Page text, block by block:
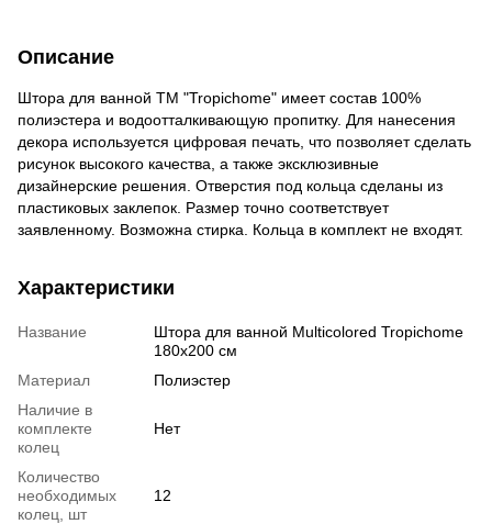
Описание
Штора для ванной ТМ "Tropichome" имеет состав 100%
полиэстера и водоотталкивающую пропитку. Для нанесения
декора используется цифровая печать, что позволяет сделать
рисунок высокого качества, а также эксклюзивные
дизайнерские решения. Отверстия под кольца сделаны из
пластиковых заклепок. Размер точно соответствует
заявленному. Возможна стирка. Кольца в комплект не входят.
Характеристики
Название
Штора для ванной Multicolored Tropichome
180x200 cм
Материал
Полиэстер
Наличие в
комплекте
колец
Нет
Количество
необходимых
колец, шт
12